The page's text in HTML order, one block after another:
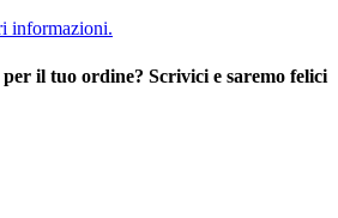
informazioni.
il tuo ordine? Scrivici e saremo felici